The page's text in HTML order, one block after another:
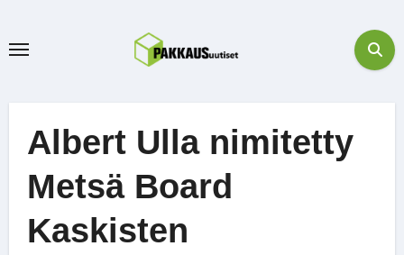
Albert Ulla nimitetty
Metsä Board
Kaskisten